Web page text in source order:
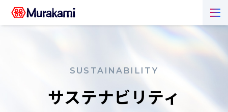
SUSTAINABILITY
サステナビリティ